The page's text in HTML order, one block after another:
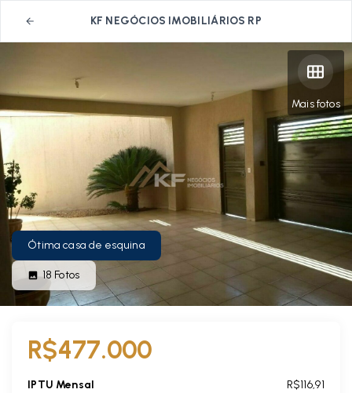
KF NEGÓCIOS IMOBILIÁRIOS RP
Mais fotos
Ótima casa de esquina
18 Fotos
R$477.000
IPTU Mensal R$116,91